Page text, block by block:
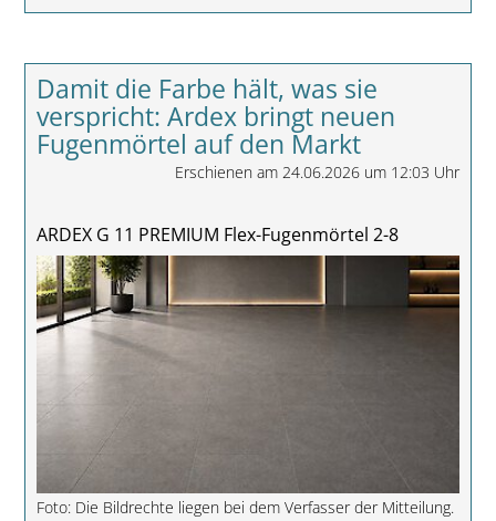
Damit die Farbe hält, was sie
verspricht: Ardex bringt neuen
Fugenmörtel auf den Markt
Erschienen am 24.06.2026 um 12:03 Uhr
ARDEX G 11 PREMIUM Flex-Fugenmörtel 2-8
Foto: Die Bildrechte liegen bei dem Verfasser der Mitteilung.